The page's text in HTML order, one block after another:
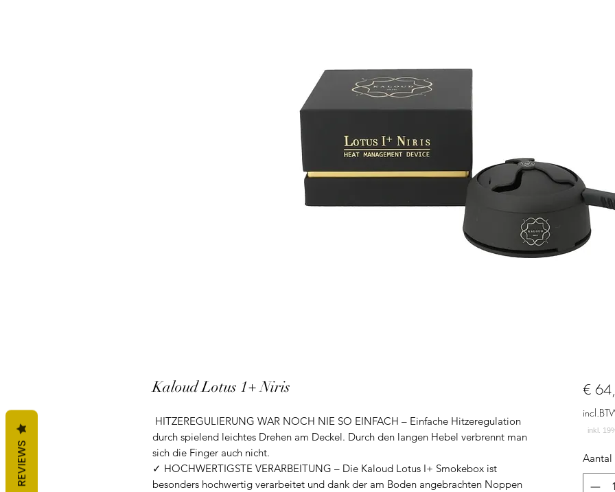
Kaloud Lotus 1+ Niris
HITZEREGULIERUNG WAR NOCH NIE SO EINFACH – Einfache Hitzeregulation
durch spielend leichtes Drehen am Deckel. Durch den langen Hebel verbrennt man
sich die Finger auch nicht.
✓ HOCHWERTIGSTE VERARBEITUNG – Die Kaloud Lotus I+ Smokebox ist
besonders hochwertig verarbeitet und dank der am Boden angebrachten Noppen
€
Aantal
REVIEWS